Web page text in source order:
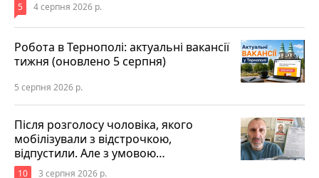
5 4 серпня 2026 р.
Робота в Тернополі: актуальні вакансії
тижня (оновлено 5 серпня)
5 серпня 2026 р.
Після розголосу чоловіка, якого
мобілізували з відстрочкою,
відпустили. Але з умовою…
10 3 серпня 2026 р.